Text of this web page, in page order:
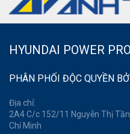
HYUNDAI POWER
PHÂN PHỐI ĐỘC QUYỀN
Địa chỉ:
2A4 C/c 152/11 Nguyễn Thị
Chí Minh